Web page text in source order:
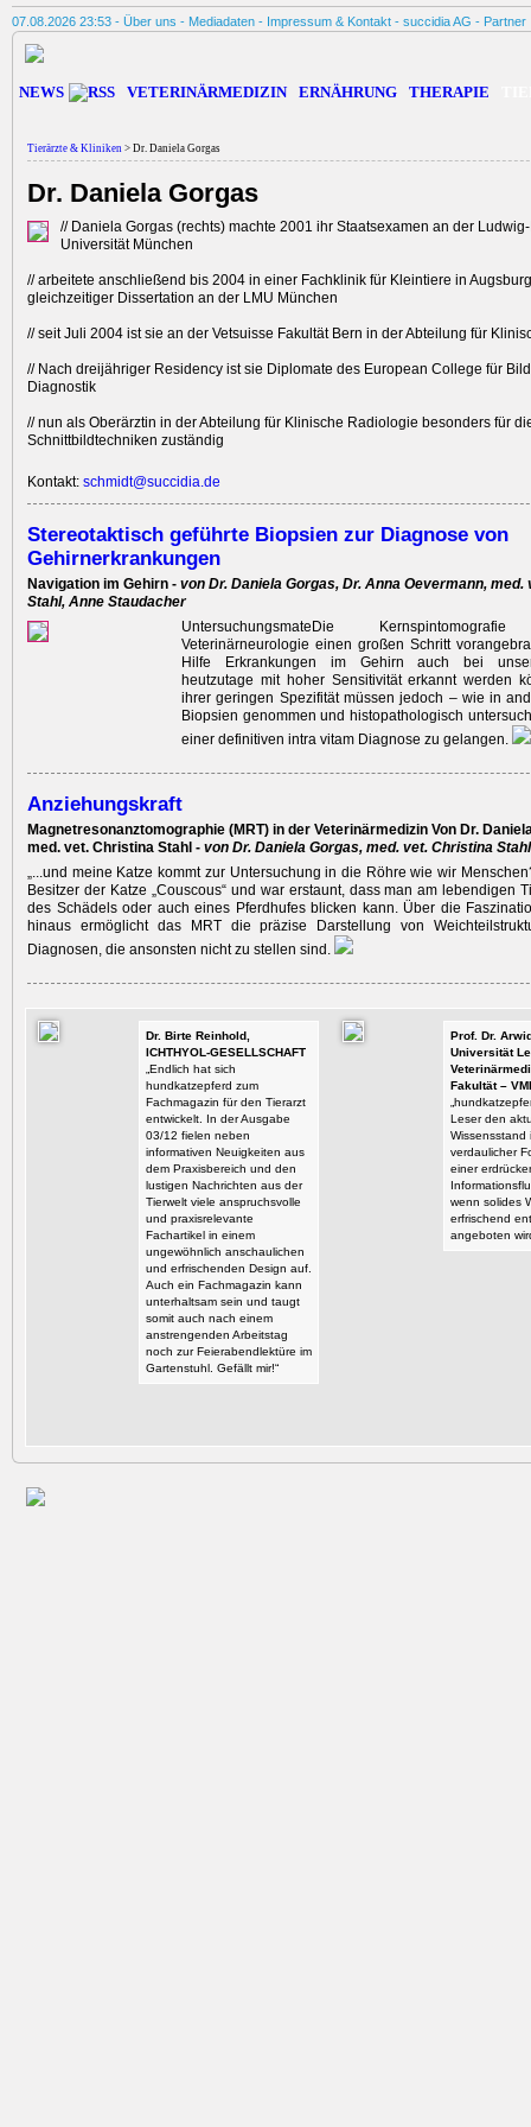
07.08.2026 23:53 - Über uns - Mediadaten - Impressum & Kontakt - succidia AG - Partner
NEWS VETERINÄRMEDIZIN ERNÄHRUNG THERAPIE
Tierärzte & Kliniken > Dr. Daniela Gorgas
Dr. Daniela Gorgas
// Daniela Gorgas (rechts) machte 2001 ihr Staatsexamen an der
Universität München
// arbeitete anschließend bis 2004 in einer Fachklinik für Kleintiere in
gleichzeitiger Dissertation an der LMU München
// seit Juli 2004 ist sie an der Vetsuisse Fakultät Bern in der Abteilung für
// Nach dreijähriger Residency ist sie Diplomate des European College für
Diagnostik
// nun als Oberärztin in der Abteilung für Klinische Radiologie besonders für
Schnittbildtechniken zuständig
Kontakt: schmidt@succidia.de
Stereotaktisch geführte Biopsien zur Diagnose von
Gehirnerkrankungen
Navigation im Gehirn - von Dr. Daniela Gorgas, Dr. Anna Oevermann, med.
Stahl, Anne Staudacher
UntersuchungsmateDie
Veterinärneurologie einen großen Schritt
Hilfe Erkrankungen im Gehirn auch bei
heutzutage mit hoher Sensitivität erkannt werden
ihrer geringen Spezifität müssen jedoch – wie in
Biopsien genommen und histopathologisch
einer definitiven intra vitam Diagnose zu gelangen.
Anziehungskraft
Magnetresonanztomographie (MRT) in der Veterinärmedizin Von Dr.
med. vet. Christina Stahl - von Dr. Daniela Gorgas, med. vet. Christina Stahl
„...und meine Katze kommt zur Untersuchung in die Röhre wie wir
Besitzer der Katze „Couscous“ und war erstaunt, dass man am lebendigen
des Schädels oder auch eines Pferdhufes blicken kann. Über die
hinaus ermöglicht das MRT die präzise Darstellung von
Diagnosen, die ansonsten nicht zu stellen sind.
Dr. Birte Reinhold,
ICHTHYOL-GESELLSCHAFT
„Endlich hat sich
hundkatzepferd zum
Fachmagazin für den Tierarzt
entwickelt. In der Ausgabe
03/12 fielen neben
informativen Neuigkeiten aus
dem Praxisbereich und den
lustigen Nachrichten aus der
Tierwelt viele anspruchsvolle
und praxisrelevante
Fachartikel in einem
ungewöhnlich anschaulichen
und erfrischenden Design auf.
Auch ein Fachmagazin kann
unterhaltsam sein und taugt
somit auch nach einem
anstrengenden Arbeitstag
noch zur Feierabendlektüre im
Gartenstuhl. Gefällt mir!“
Prof. Dr.
Universität
Fakultät –
Leser den
Wissensstand
verdaulicher
einer
wenn solides
erfrischend
angeboten